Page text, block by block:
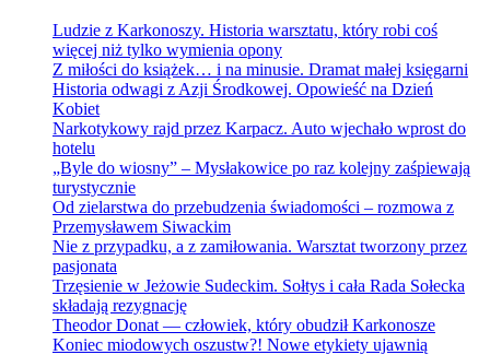
Ludzie z Karkonoszy. Historia warsztatu, który robi coś
więcej niż tylko wymienia opony
Z miłości do książek… i na minusie. Dramat małej księgarni
Historia odwagi z Azji Środkowej. Opowieść na Dzień
Kobiet
Narkotykowy rajd przez Karpacz. Auto wjechało wprost do
hotelu
„Byle do wiosny” – Mysłakowice po raz kolejny zaśpiewają
turystycznie
Od zielarstwa do przebudzenia świadomości – rozmowa z
Przemysławem Siwackim
Nie z przypadku, a z zamiłowania. Warsztat tworzony przez
pasjonata
Trzęsienie w Jeżowie Sudeckim. Sołtys i cała Rada Sołecka
składają rezygnację
Theodor Donat — człowiek, który obudził Karkonosze
Koniec miodowych oszustw?! Nowe etykiety ujawnią